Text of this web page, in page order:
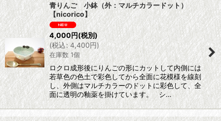
並び順:
絞り込む
青りんご 小鉢（外：マルチカラードット）
【nicorico】
4,000円(税別)
(税込: 4,400円)
在庫数 1個
ロクロ成形後にりんごの形にカットして内側には
若草色の色土で彩色してから全面に花模様を線刻
し、外側はマルチカラーのドットに彩色して、全
面に透明の釉薬を掛けています。 シ…